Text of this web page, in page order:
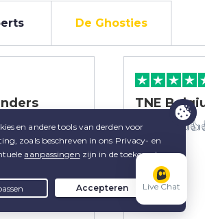
De Ghosties
ik geen
ik was
van hoe
mijn
bij
TNE
Live Chat